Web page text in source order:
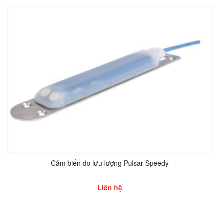
Cảm biến đo lưu lượng Pulsar Speedy
Liên hệ